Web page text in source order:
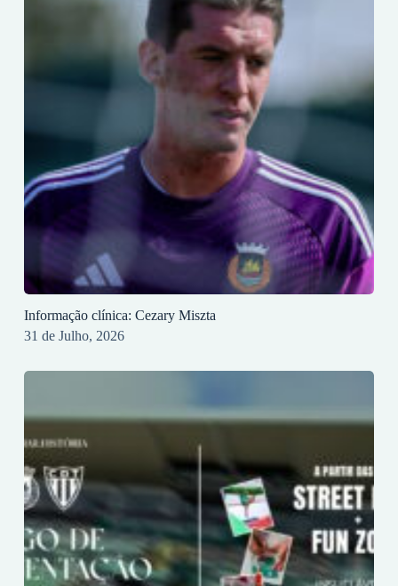
Informação clínica: Cezary Miszta
31 de Julho, 2026